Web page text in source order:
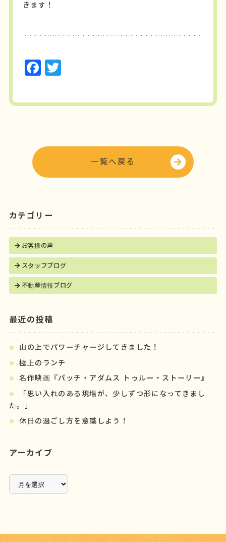
きます！
F
c
o
k
T
it
r
一覧へ戻る
カテゴリー
お客様の声
スタッフブログ
不動産情報ブログ
最近の投稿
山の上でパワーチャージしてきました！
極上のランチ
名作映画『パッチ・アダムス トゥルー・ストーリー』
「思い入れのある現場が、少しずつ形になってきまし
た。」
休日の過ごし方を意識しよう！
アーカイブ
ー